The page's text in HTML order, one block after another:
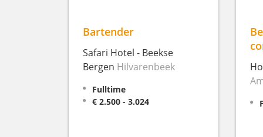
Bartender
Safari Hotel - Beekse
Bergen Hilvarenbeek
Fulltime
€ 2.500 - 3.024